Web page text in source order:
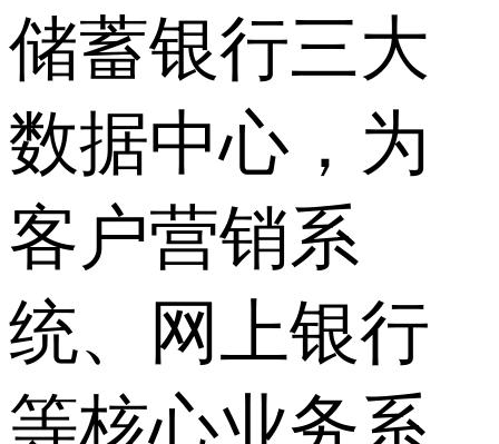
储蓄银行三大
数据中心，为
客户营销系
统、网上银行
等核心业务系